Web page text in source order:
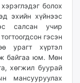
болох
эхийн хүйнээс
салсан учир
гэсэн
урагт хүртэл
байгаа юм. Мөн
хөгжил буурай
мансууруулах